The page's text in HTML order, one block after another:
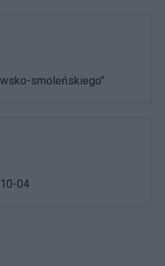
smoleńskiego"
04